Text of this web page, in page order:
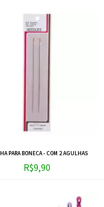
PARA BONECA - COM 2 AGULHAS
R$9,90